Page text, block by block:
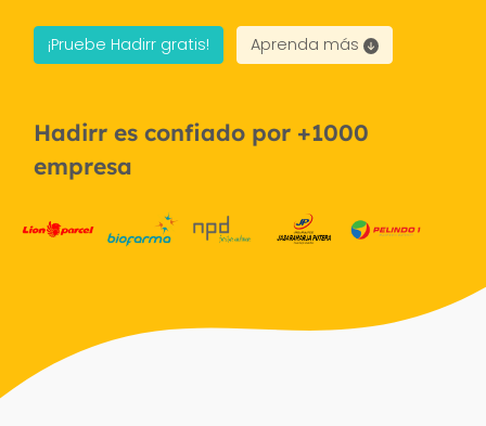
¡Pruebe Hadirr gratis! Aprenda más
Hadirr es confiado por +1000
empresa